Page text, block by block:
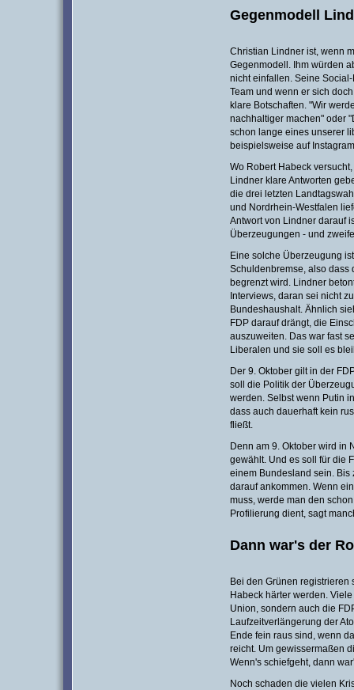
Gegenmodell
Christian Lindner ist, wenn
Gegenmodell. Ihm würden
nicht einfallen. Seine
Team und wenn er sich
klare Botschaften. "Wir
nachhaltiger machen" oder
schon lange eines unserer
beispielsweise auf
Wo Robert Habeck
Lindner klare Antworten
die drei letzten
und Nordrhein-Westfalen
Antwort von Lindner darauf
Überzeugungen - und
Eine solche Überzeugung
Schuldenbremse, also dass
begrenzt wird. Lindner
Interviews, daran sei nicht
Bundeshaushalt. Ähnlich
FDP darauf drängt, die
auszuweiten. Das war fast
Liberalen und sie soll es
Der 9. Oktober gilt in der
soll die Politik der
werden. Selbst wenn Putin
dass auch dauerhaft kein
fließt.
Denn am 9. Oktober wird in
gewählt. Und es soll für die
einem Bundesland sein. Bis
darauf ankommen. Wenn
muss, werde man den
Profilierung dient, sagt
Dann war's der
Bei den Grünen registrieren
Habeck härter werden.
Union, sondern auch die
Laufzeitverlängerung der
Ende fein raus sind, wenn
reicht. Um gewissermaßen
Wenn's schiefgeht, dann
Noch schaden die vielen